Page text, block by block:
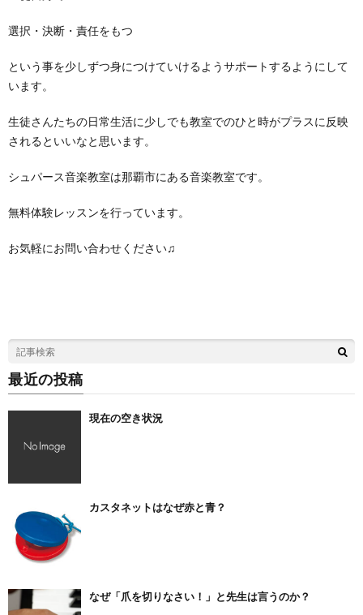
選択・決断・責任をもつ
という事を少しずつ身につけていけるようサポートするようにして
います。
生徒さんたちの日常生活に少しでも教室でのひと時がプラスに反映
されるといいなと思います。
シュパース音楽教室は那覇市にある音楽教室です。
無料体験レッスンを行っています。
お気軽にお問い合わせください♫
最近の投稿
現在の空き状況
カスタネットはなぜ赤と青？
なぜ「爪を切りなさい！」と先生は言うのか？